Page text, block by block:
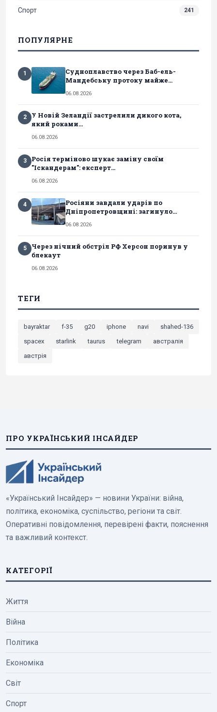
Спорт 241
ПОПУЛЯРНЕ
1
Судноплавство через Баб-ель-
Мандебську протоку майже...
06.08.2026
2
У Новій Зеландії застрелили дикого кота,
який роками...
06.08.2026
3
Росія терміново шукає заміну своїм
"Іскандерам": експерт...
06.08.2026
4
Росіяни завдали ударів по
Дніпропетровщині: загинуло...
06.08.2026
5
Через нічний обстріл РФ Херсон поринув у
блекаут
06.08.2026
ТЕГИ
bayraktar f-35 g20 iphone navi
shahed-136
spacex
starlink taurus telegram
австралія
австрія
ПРО УКРАЇНСЬКИЙ ІНСАЙДЕР
«Український Інсайдер» — новини України: війна,
політика, економіка, суспільство, регіони та світ.
Оперативні повідомлення, перевірені факти, пояснення
та важливий контекст.
КАТЕГОРІЇ
Життя
Війна
Політика
Економіка
Світ
Спорт